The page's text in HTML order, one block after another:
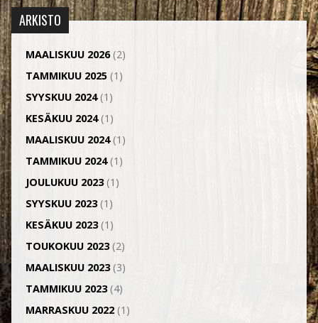
ARKISTO
MAALISKUU 2026(2)
TAMMIKUU 2025(1)
SYYSKUU 2024(1)
KESÄKUU 2024(1)
MAALISKUU 2024(1)
TAMMIKUU 2024(1)
JOULUKUU 2023(1)
SYYSKUU 2023(1)
KESÄKUU 2023(1)
TOUKOKUU 2023(2)
MAALISKUU 2023(3)
TAMMIKUU 2023(4)
MARRASKUU 2022(1)